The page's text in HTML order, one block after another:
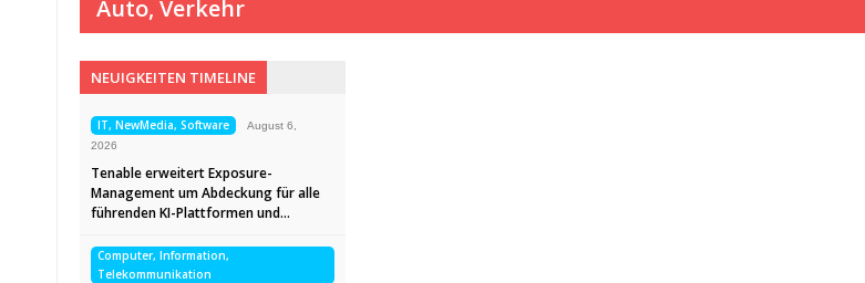
Auto, Verkehr
NEUIGKEITEN TIMELINE
IT, NewMedia, Software
August 6,
2026
Tenable erweitert Exposure-
Management um Abdeckung für alle
führenden KI-Plattformen und…
Computer, Information,
Telekommunikation